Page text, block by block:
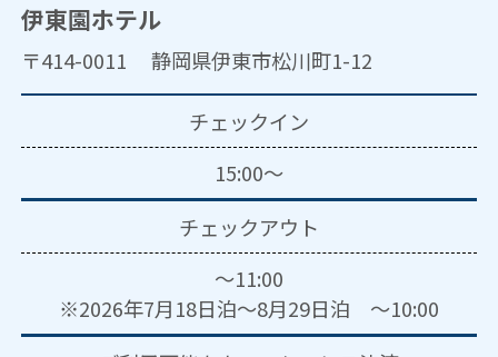
伊東園ホテル
〒414-0011 静岡県伊東市松川町1-12
チェックイン
15:00～
チェックアウト
～11:00
※2026年7月18日泊～8月29日泊 ～10:00